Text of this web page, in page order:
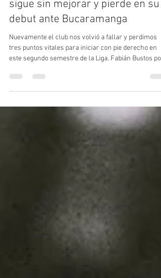
26 jul
2 min de lectura
Más de lo mismo: Millonarios
sigue sin mejorar y pierde en su
debut ante Bucaramanga
Nuevamente el club nos volvió a fallar y perdimos
fin pudo trabajar con el grupo, hacer una
pretemporada, traer los jugadores que pidió, pero
sigue cometiendo los errores del semestre pasado y
condición de local frente a Bucaramanga y de